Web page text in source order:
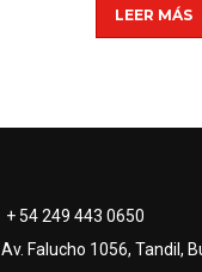
LEER MÁS
+ 54 249 443 0650
Av. Falucho 1056, Tandil,